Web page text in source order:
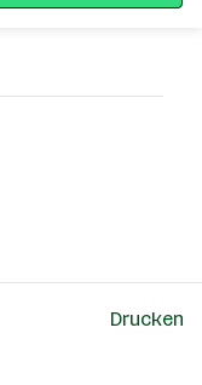
Drucken